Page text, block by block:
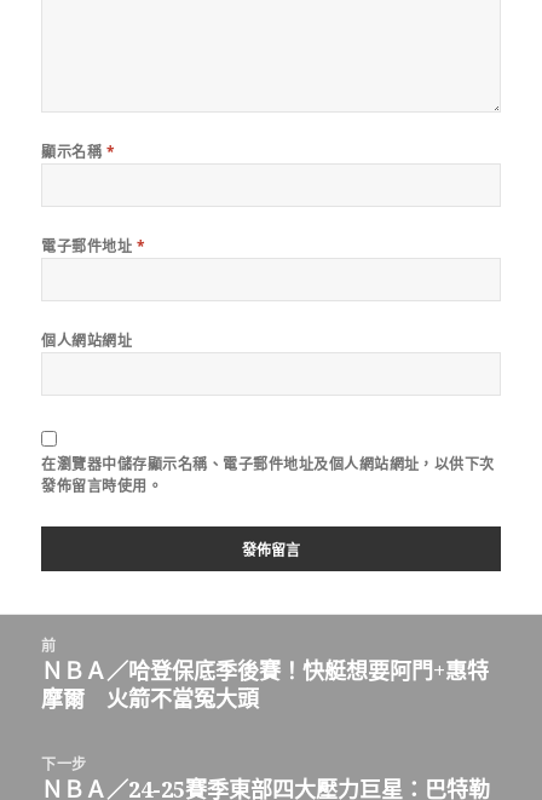
顯示名稱 *
電子郵件地址 *
個人網站網址
在瀏覽器中儲存顯示名稱、電子郵件地址及個人網站網址，以供下次
發佈留言時使用。
前
上
一
文
章：
ＮＢＡ／哈登保底季後賽！快艇想要阿門+惠特
摩爾 火箭不當冤大頭
下一步
下
ＮＢＡ／24-25賽季東部四大壓力巨星：巴特勒